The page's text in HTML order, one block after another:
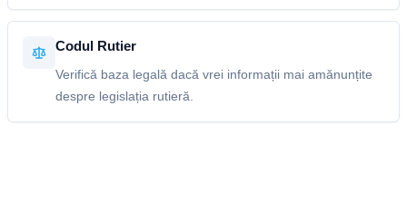
Codul Rutier
Verifică baza legală dacă vrei informații mai amănunțite
despre legislația rutieră.